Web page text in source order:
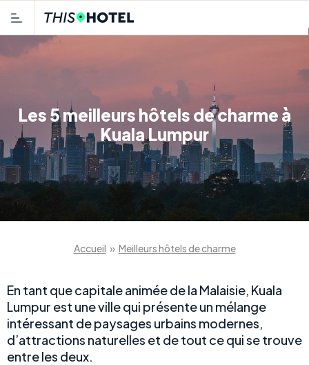
Les 5 meilleurs hôtels de charme à
Kuala Lumpur
Accueil » Meilleurs hôtels de charme
En tant que capitale animée de la Malaisie, Kuala
Lumpur est une ville qui présente un mélange
intéressant de paysages urbains modernes,
d’attractions naturelles et de tout ce qui se trouve
entre les deux.